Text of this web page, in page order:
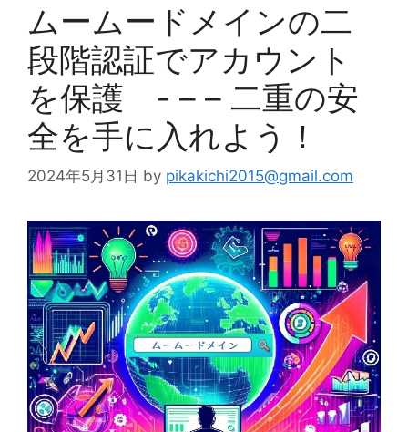
ムームードメインの二
段階認証でアカウント
を保護 - – – 二重の安
全を手に入れよう！
2024年5月31日 by pikakichi2015@gmail.com